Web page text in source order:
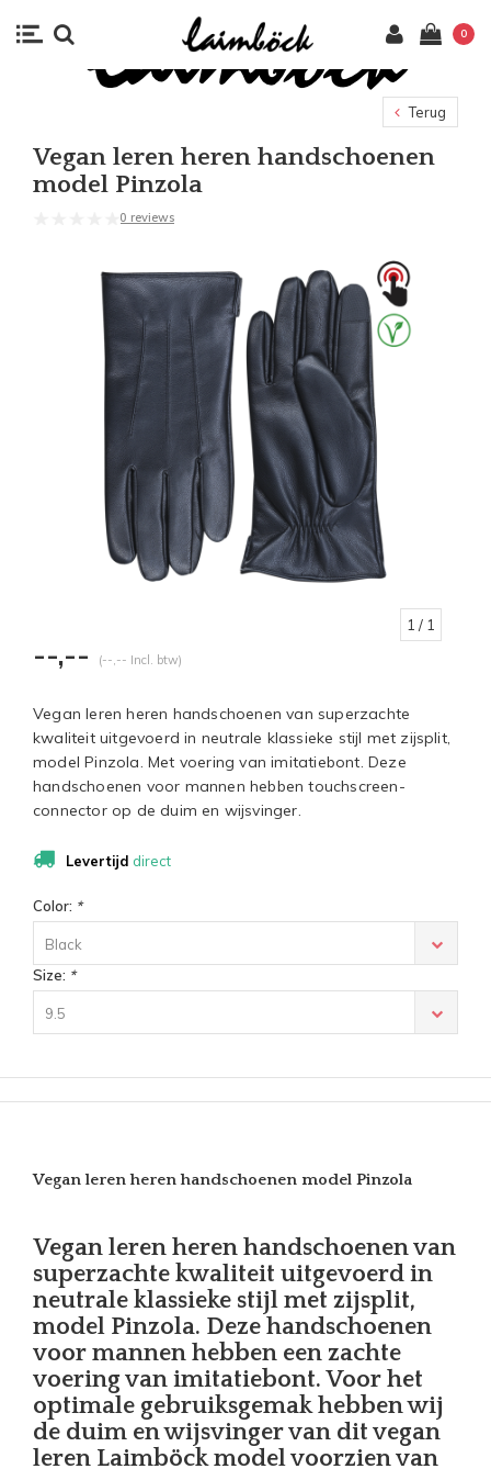
0
Terug
Vegan leren heren handschoenen
model Pinzola
0 reviews
1 / 1
--,-- (--,-- Incl. btw)
Vegan leren heren handschoenen van superzachte
kwaliteit uitgevoerd in neutrale klassieke stijl met zijsplit,
model Pinzola. Met voering van imitatiebont. Deze
handschoenen voor mannen hebben touchscreen-
connector op de duim en wijsvinger.
Levertijd direct
Color: *
Black
Size: *
9.5
Vegan leren heren handschoenen model Pinzola
Vegan leren heren handschoenen van
superzachte kwaliteit uitgevoerd in
neutrale klassieke stijl met zijsplit,
model Pinzola. Deze handschoenen
voor mannen hebben een zachte
voering van imitatiebont. Voor het
optimale gebruiksgemak hebben wij
de duim en wijsvinger van dit vegan
leren Laimböck model voorzien van